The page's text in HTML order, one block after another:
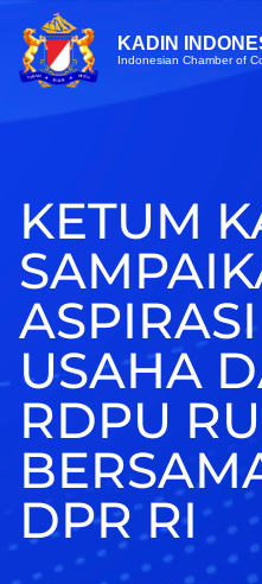
KADIN
Indonesian Chamber of
KETUM
USAHA
RDPU
DPR RI